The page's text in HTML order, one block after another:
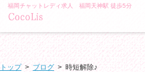
福岡チャットレディ求人 福岡天神駅 徒歩5分
トップ> ブログ > 時短解除♪